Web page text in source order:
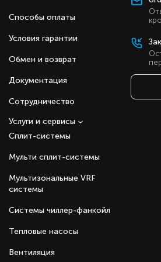
Встроенная УФ-лампа для
воздуха.
Режимы обогрева,
DC-двигатель вентилятора.
Низкий уровень шума.
24-часовой таймер.
Режим авторестарта.
Высоконапорный
отвода конденсата на
Способы оплаты
Условия гарантии
Обмен и возврат
Документация
Сотрудничество
Сплит-системы
Мульти сплит-системы
Мультизональные VRF
системы
Системы чиллер-фанкойл
Тепловые насосы
Вентиляция
Услуги и сервисы